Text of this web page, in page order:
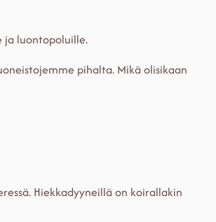
ja luontopoluille.
pihalta. Mikä olisikaan
Hiekkadyyneillä on koirallakin